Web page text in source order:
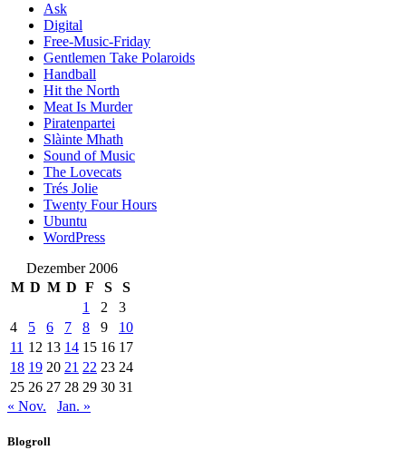
Ask
Digital
Free-Music-Friday
Gentlemen Take Polaroids
Handball
Hit the North
Meat Is Murder
Piratenpartei
Slàinte Mhath
Sound of Music
The Lovecats
Trés Jolie
Twenty Four Hours
Ubuntu
WordPress
Dezember 2006
M D M D F S
S
1
2
3
4
5 6 7 8 9
10
11 12 13 14 15 16 17
18 19 20 21 22 23 24
25 26 27 28 29 30 31
« Nov.
Jan. »
Blogroll